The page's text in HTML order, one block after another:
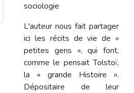
sociologie
L'auteur nous fait partager
ici les récits de vie de «
petites gens », qui font,
comme le pensait Tolstoï,
la « grande Histoire ».
Dépositaire de leur